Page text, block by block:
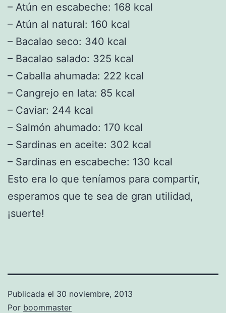
– Atún en escabeche: 168 kcal
– Atún al natural: 160 kcal
– Bacalao seco: 340 kcal
– Bacalao salado: 325 kcal
– Caballa ahumada: 222 kcal
– Cangrejo en lata: 85 kcal
– Caviar: 244 kcal
– Salmón ahumado: 170 kcal
– Sardinas en aceite: 302 kcal
– Sardinas en escabeche: 130 kcal
Esto era lo que teníamos para compartir,
esperamos que te sea de gran utilidad,
¡suerte!
Publicada el 30 noviembre, 2013
Por boommaster